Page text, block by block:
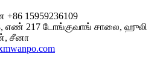
+86 15959236109
எண் 217 டோங்குவாங் சாலை, ஹுலி
சீனா